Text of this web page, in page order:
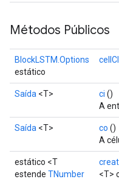
Métodos Públicos
BlockLSTM.Options
estático
Saída <T> ci ()
A
Saída <T> co ()
A
estático <T
estende TNumber
<T>